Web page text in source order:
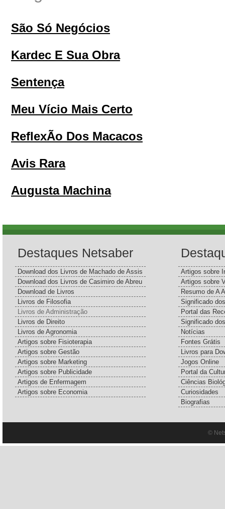
São Só Negócios
Kardec E Sua Obra
Sentença
Meu Vício Mais Certo
ReflexÃo Dos Macacos
Avis Rara
Augusta Machina
Destaques Netsaber
Download dos Livros de Machado de Assis
Download dos Livros de Casimiro de Abreu
Download de Livros
Livros de Filosofia
Livros de Administração
Livros de Direito
Livros de Agronomia
Artigos sobre Fisioterapia
Artigos sobre Gestão
Artigos sobre Marketing
Artigos sobre Publicidade
Artigos de Enfermagem
Artigos sobre Economia
Artigos sobre
Artigos sobre
Resumo de A
Significado
Portal das
Significado
Notícias
Fontes Grátis
Livros para
Jogos Online
Portal da
Ciências
Curiosidades
Biografias
©